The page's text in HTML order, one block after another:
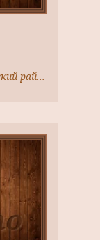
Московская область, Дмитровский район, г. Яхрома, Перемиловская ул.